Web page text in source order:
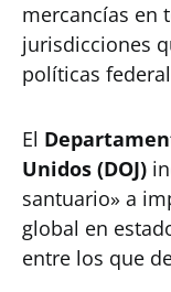
mercancías en
jurisdicciones
políticas
El
Unidos (DOJ)
santuario» a
global en
entre los que